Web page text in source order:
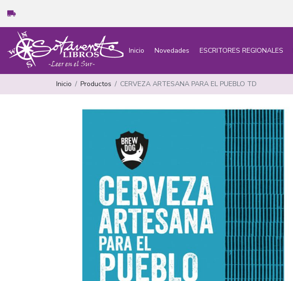
Inicio Novedades ESCRITORES REGIONALES
Inicio Productos CERVEZA ARTESANA PARA EL PUEBLO TD